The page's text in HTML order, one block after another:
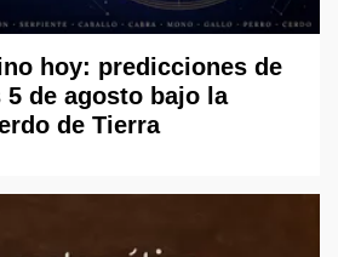
hoy: predicciones de
de agosto bajo la
de Tierra